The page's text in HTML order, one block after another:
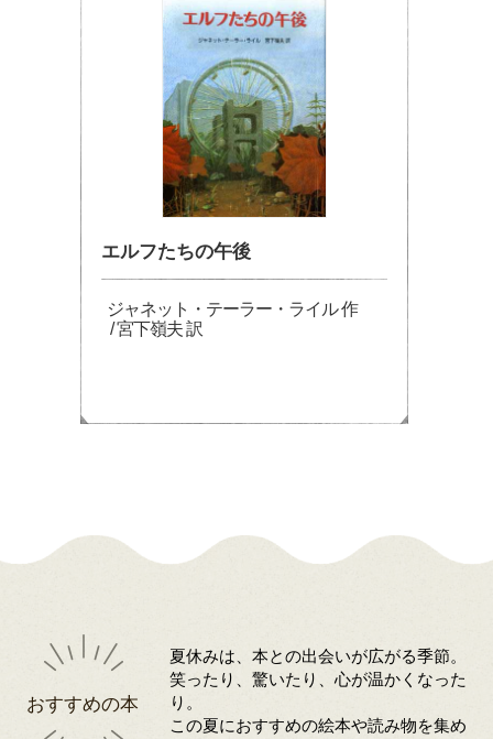
エルフたちの午後
ジャネット・テーラー・ライル 作
/ 宮下嶺夫 訳
おすすめの本
夏休みは、本との出会いが広がる季節。
笑ったり、驚いたり、心が温かくなった
り。
この夏におすすめの絵本や読み物を集め